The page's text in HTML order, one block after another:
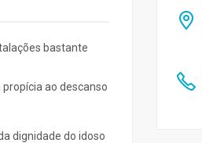
bastante
ao descanso
dignidade do idoso